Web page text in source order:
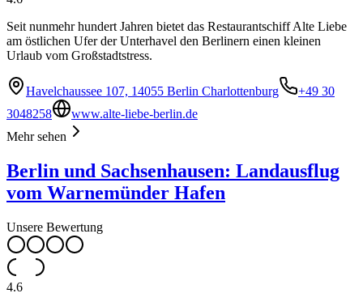
Seit nunmehr hundert Jahren bietet das Restaurantschiff Alte Liebe
am östlichen Ufer der Unterhavel den Berlinern einen kleinen
Urlaub vom Großstadtstress.
Havelchaussee 107, 14055 Berlin Charlottenburg
+49 30
3048258
www.alte-liebe-berlin.de
Mehr sehen
Berlin und Sachsenhausen: Landausflug
vom Warnemünder Hafen
Unsere Bewertung
4.6